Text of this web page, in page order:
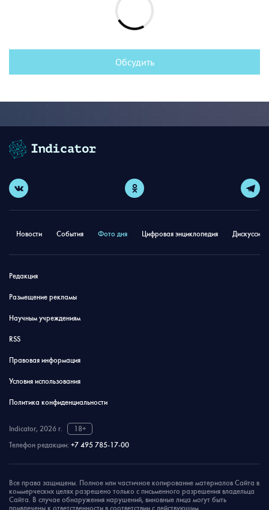
Обсудить
Новости События Фото дня Цифровая энциклопедия
Редакция
Размещение рекламы
Научным учреждениям
RSS
Правовая информация
Условия использования
Политика конфиденциальности
Indicator, 2026 г.
18+
Телефон редакции: +7 495 785-17-00
Все права защищены. Полное или частичное копирование материалов Сайта в
коммерческих целях разрешено только с письменного разрешения владельца
Сайта. В случае обнаружения нарушений, виновные лица могут быть
привлечены к ответственности в соответствии с действующим